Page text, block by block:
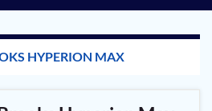
HYPERION MAX